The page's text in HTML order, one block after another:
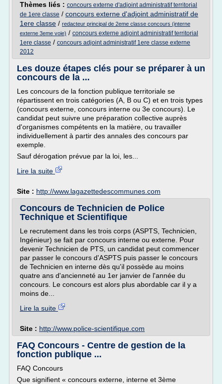
Thèmes liés : concours externe d'adjoint administratif territorial
de 1ere classe / concours externe d'adjoint administratif de
1ere classe / redacteur principal de 2eme classe concours (interne
externe 3eme voie) / concours externe adjoint administratif territorial
1ere classe / concours adjoint administratif 1ere classe externe
2012
Les douze étapes clés pour se préparer à un
concours de la ...
Les concours de la fonction publique territoriale se
répartissent en trois catégories (A, B ou C) et en trois types
(concours externe, concours interne ou 3e concours). Le
candidat peut suivre une préparation collective auprès
d'organismes compétents en la matière, ou travailler
individuellement à partir des annales des concours par
exemple.
Sauf dérogation prévue par la loi, les...
Lire la suite
Site : http://www.lagazettedescommunes.com
Concours de Technicien de Police
Technique et Scientifique
Le recrutement dans les trois corps (ASPTS, Technicien,
Ingénieur) se fait par concours interne ou externe. Pour
devenir Technicien de PTS, un candidat peut commencer
par passer le concours d'ASPTS puis passer le concours
de Technicien en interne dès qu'il possède au moins
quatre ans d'ancienneté au 1er janvier de l'année du
concours. Le concours est alors plus abordable car il y a
moins de...
Lire la suite
Site : http://www.police-scientifique.com
FAQ Concours - Centre de gestion de la
fonction publique ...
FAQ Concours
Que signifient « concours externe, interne et 3ème